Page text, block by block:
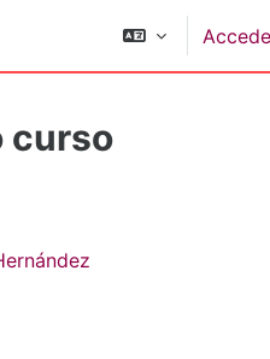
curso